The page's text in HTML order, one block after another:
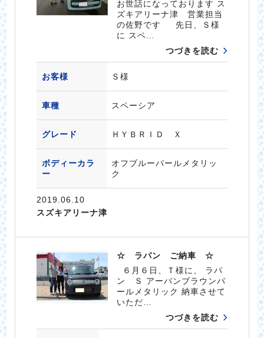
お世話になっております ス
ズキアリーナ津 営業担当
の佐野です 先日、Ｓ様
に スペ…
つづきを読む
お客様 Ｓ様
車種 スペーシア
グレード ＨＹＢＲＩＤ Ｘ
ボディーカラ
ー
オフブルーパールメタリッ
ク
2019.06.10
スズキアリーナ津
☆ ラパン ご納車 ☆
６月６日、Ｔ様に、 ラパ
ン Ｓ アーバンブラウンパ
ールメタリック 納車させて
いただ…
つづきを読む